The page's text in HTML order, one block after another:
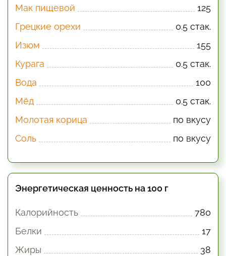
Мак пищевой
125
Грецкие орехи
0.5 стак.
Изюм
155
Курага
0.5 стак.
Вода
100
Мёд
0.5 стак.
Молотая корица
по вкусу
Соль
по вкусу
Энергетическая ценность на 100 г
Калорийность
780
Белки
17
Жиры
38